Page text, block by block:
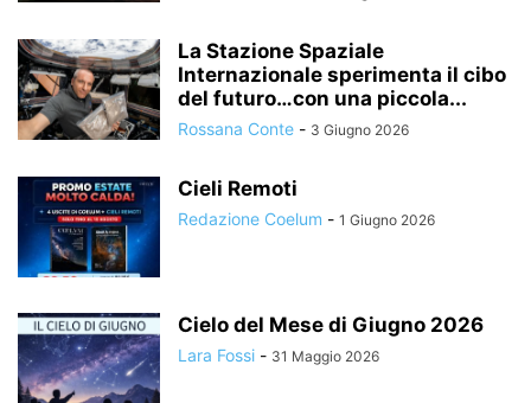
La Stazione Spaziale
Internazionale sperimenta il cibo
del futuro…con una piccola...
Rossana Conte - 3 Giugno 2026
Cieli Remoti
Redazione Coelum - 1 Giugno 2026
Cielo del Mese di Giugno 2026
Lara Fossi - 31 Maggio 2026